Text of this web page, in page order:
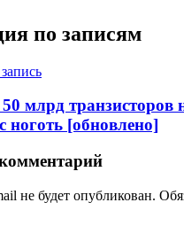
по записям
млрд транзисторов
ноготь [обновлено]
не будет опубликован.